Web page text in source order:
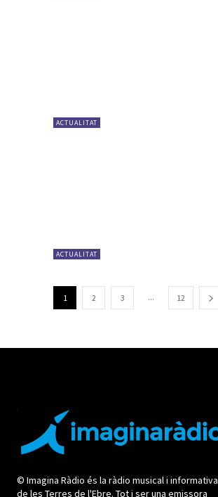
ACTUALITAT
ACTUALITAT
1 2 3 ... 12
© Imagina Ràdio és la ràdio musical i informativa
de les Terres de l'Ebre. Tot i ser una emissora